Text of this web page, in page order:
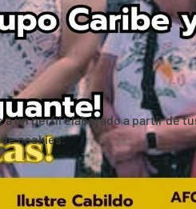
un perfil elaborado a partir de
cookies.